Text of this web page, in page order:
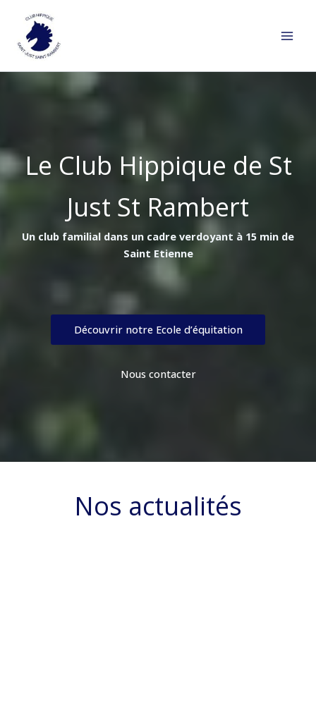
contenu
Le Club Hippique de St
Just St Rambert
Un club familial dans un cadre verdoyant à 15 min de
Saint Etienne
Découvrir notre Ecole d’équitation
Nous contacter
Nos actualités